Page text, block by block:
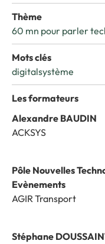
Thème
60 mn pour parler
Mots clés
digitalsystème
Les formateurs
Alexandre BAUDIN
ACKSYS
Pôle Nouvelles
Evènements
AGIR Transport
Stéphane